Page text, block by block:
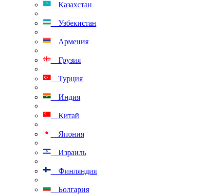
Казахстан
Узбекистан
Армения
Грузия
Турция
Индия
Китай
Япония
Израиль
Финляндия
Болгария